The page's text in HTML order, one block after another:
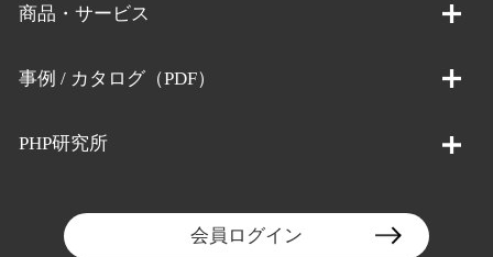
商品・サービス
事例 / カタログ（PDF）
PHP研究所
会員ログイン